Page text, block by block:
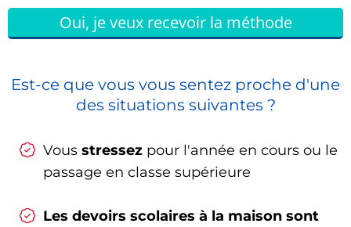
Oui, je veux recevoir la méthode
Est-ce que vous vous sentez proche d'une
des situations suivantes ?
Vous stressez pour l'année en cours ou le
passage en classe supérieure
Les devoirs scolaires à la maison sont